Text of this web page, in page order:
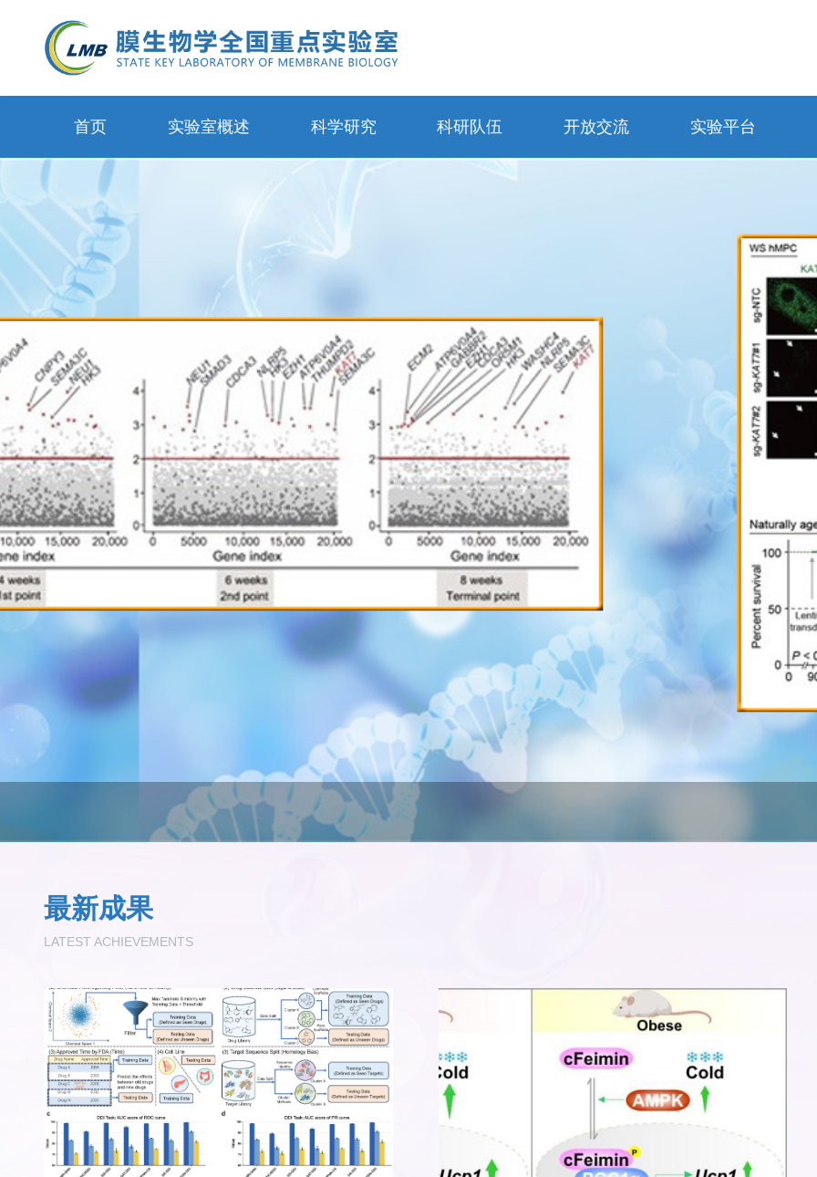
首页 实验室概述 科学研究 科研队伍 开放交流 实验平台
最新成果
LATEST ACHIEVEMENTS